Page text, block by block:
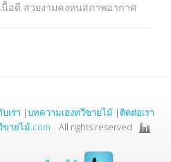
นื้อดี สวยงามคงทนสภาพอากาศ
เรา |บทความเฮงทวีขายไม้ | ติดต่อเรา
ขายไม้.com All rights reserved